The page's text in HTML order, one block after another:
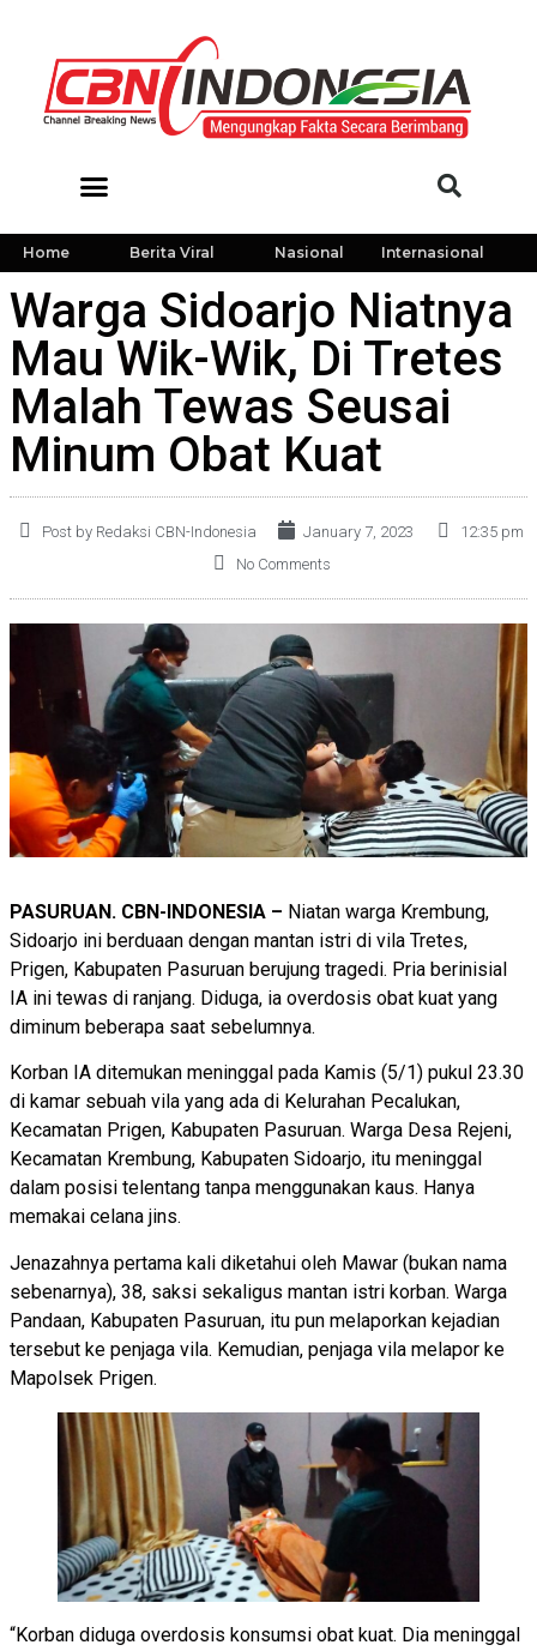
Home Berita Viral Nasional Internasional
Warga Sidoarjo Niatnya
Mau Wik-Wik, Di Tretes
Malah Tewas Seusai
Minum Obat Kuat
Post by Redaksi CBN-Indonesia January 7, 2023
12:35 pm
No Comments
PASURUAN. CBN-INDONESIA – Niatan warga Krembung,
Sidoarjo ini berduaan dengan mantan istri di vila Tretes,
Prigen, Kabupaten Pasuruan berujung tragedi. Pria berinisial
IA ini tewas di ranjang. Diduga, ia overdosis obat kuat yang
diminum beberapa saat sebelumnya.
Korban IA ditemukan meninggal pada Kamis (5/1) pukul 23.30
di kamar sebuah vila yang ada di Kelurahan Pecalukan,
Kecamatan Prigen, Kabupaten Pasuruan. Warga Desa Rejeni,
Kecamatan Krembung, Kabupaten Sidoarjo, itu meninggal
dalam posisi telentang tanpa menggunakan kaus. Hanya
memakai celana jins.
Jenazahnya pertama kali diketahui oleh Mawar (bukan nama
sebenarnya), 38, saksi sekaligus mantan istri korban. Warga
Pandaan, Kabupaten Pasuruan, itu pun melaporkan kejadian
tersebut ke penjaga vila. Kemudian, penjaga vila melapor ke
Mapolsek Prigen.
“Korban diduga overdosis konsumsi obat kuat. Dia meninggal